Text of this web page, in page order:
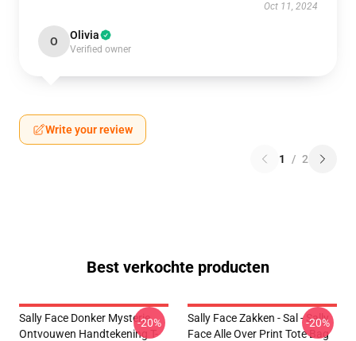
Oct 11, 2024
O Olivia
Verified owner
Write your review
1 / 2
Best verkochte producten
Sally Face Donker Mysterie
Ontvouwen Handtekening T-
-20%
Sally Face Zakken - Sal - Sally
Face Alle Over Print Tote Bag
-20%